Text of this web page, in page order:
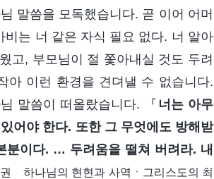
말씀을 모독했습니다. 곧 이어 어머
비는 너 같은 자식 필요 없다. 너 알아
고, 부모님이 절 쫓아내실 것도 두려
아 이런 환경을 견뎌낼 수 없습니다.
말씀이 떠올랐습니다. 『 너는 아무
어야 한다. 또한 그 무엇에도 방해받
분이다. … 두려움을 떨쳐 버려라. 내
하나님의 현현과 사역ㆍ그리스도의 최